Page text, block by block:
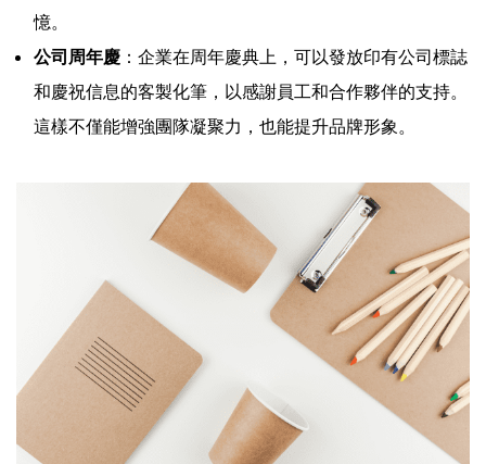
憶。
公司周年慶 ：企業在周年慶典上，可以發放印有公司標誌
和慶祝信息的客製化筆，以感謝員工和合作夥伴的支持。
這樣不僅能增強團隊凝聚力，也能提升品牌形象。